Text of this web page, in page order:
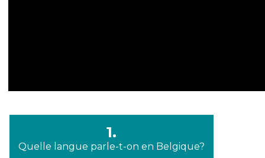
1.
Quelle langue parle-t-on en Belgique?